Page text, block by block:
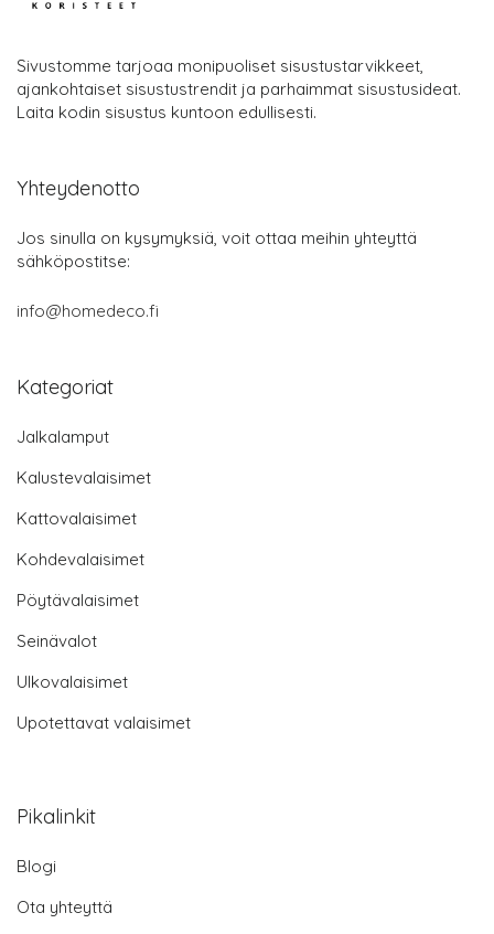
Sivustomme tarjoaa monipuoliset sisustustarvikkeet,
ajankohtaiset sisustustrendit ja parhaimmat sisustusideat.
Laita kodin sisustus kuntoon edullisesti.
Yhteydenotto
Jos sinulla on kysymyksiä, voit ottaa meihin yhteyttä
sähköpostitse:
info@homedeco.fi
Kategoriat
Jalkalamput
Kalustevalaisimet
Kattovalaisimet
Kohdevalaisimet
Pöytävalaisimet
Seinävalot
Ulkovalaisimet
Upotettavat valaisimet
Pikalinkit
Blogi
Ota yhteyttä